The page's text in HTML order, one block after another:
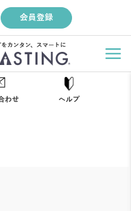
会員登録
カンタン、スマートに
わせ ヘルプ